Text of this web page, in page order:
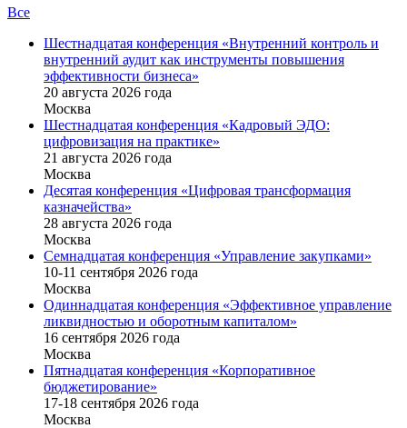
Все
Шестнадцатая конференция «Внутренний контроль и
внутренний аудит как инструменты повышения
эффективности бизнеса»
20 августа 2026 года
Москва
Шестнадцатая конференция «Кадровый ЭДО:
цифровизация на практике»
21 августа 2026 года
Москва
Десятая конференция «Цифровая трансформация
казначейства»
28 августа 2026 года
Москва
Семнадцатая конференция «Управление закупками»
10-11 сентября 2026 года
Москва
Одиннадцатая конференция «Эффективное управление
ликвидностью и оборотным капиталом»
16 cентября 2026 года
Москва
Пятнадцатая конференция «Корпоративное
бюджетирование»
17-18 сентября 2026 года
Москва